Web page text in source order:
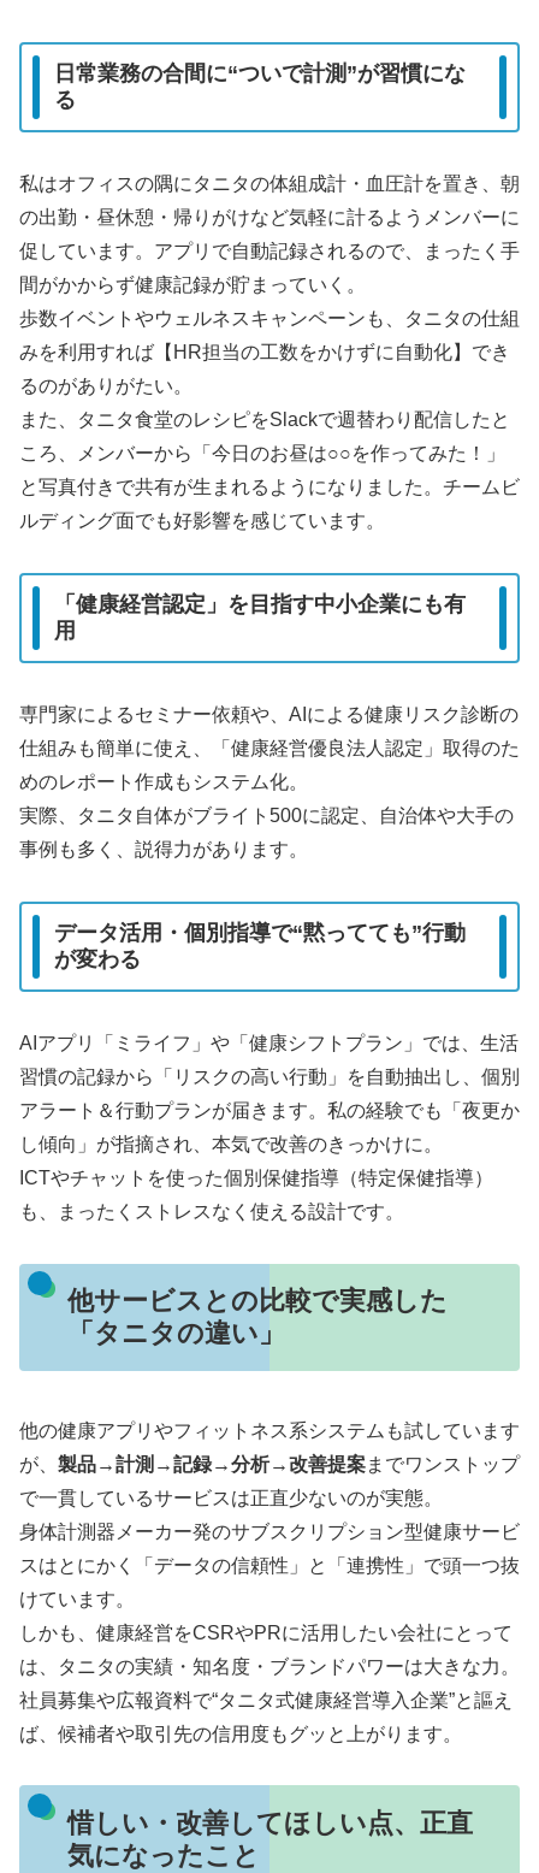
日常業務の合間に“ついで計測”が習慣にな
る
私はオフィスの隅にタニタの体組成計・血圧計を置き、朝
の出勤・昼休憩・帰りがけなど気軽に計るようメンバーに
促しています。アプリで自動記録されるので、まったく手
間がかからず健康記録が貯まっていく。
歩数イベントやウェルネスキャンペーンも、タニタの仕組
みを利用すれば【HR担当の工数をかけずに自動化】でき
るのがありがたい。
また、タニタ食堂のレシピをSlackで週替わり配信したと
ころ、メンバーから「今日のお昼は○○を作ってみた！」
と写真付きで共有が生まれるようになりました。チームビ
ルディング面でも好影響を感じています。
「健康経営認定」を目指す中小企業にも有
用
専門家によるセミナー依頼や、AIによる健康リスク診断の
仕組みも簡単に使え、「健康経営優良法人認定」取得のた
めのレポート作成もシステム化。
実際、タニタ自体がブライト500に認定、自治体や大手の
事例も多く、説得力があります。
データ活用・個別指導で“黙ってても”行動
が変わる
AIアプリ「ミライフ」や「健康シフトプラン」では、生活
習慣の記録から「リスクの高い行動」を自動抽出し、個別
アラート＆行動プランが届きます。私の経験でも「夜更か
し傾向」が指摘され、本気で改善のきっかけに。
ICTやチャットを使った個別保健指導（特定保健指導）
も、まったくストレスなく使える設計です。
他サービスとの比較で実感した
「タニタの違い」
他の健康アプリやフィットネス系システムも試しています
が、 製品→計測→記録→分析→改善提案までワンストップ
で一貫しているサービスは正直少ないのが実態。
身体計測器メーカー発のサブスクリプション型健康サービ
スはとにかく「データの信頼性」と「連携性」で頭一つ抜
けています。
しかも、健康経営をCSRやPRに活用したい会社にとって
は、タニタの実績・知名度・ブランドパワーは大きな力。
社員募集や広報資料で“タニタ式健康経営導入企業”と謳え
ば、候補者や取引先の信用度もグッと上がります。
惜しい・改善してほしい点、正直
気になったこと